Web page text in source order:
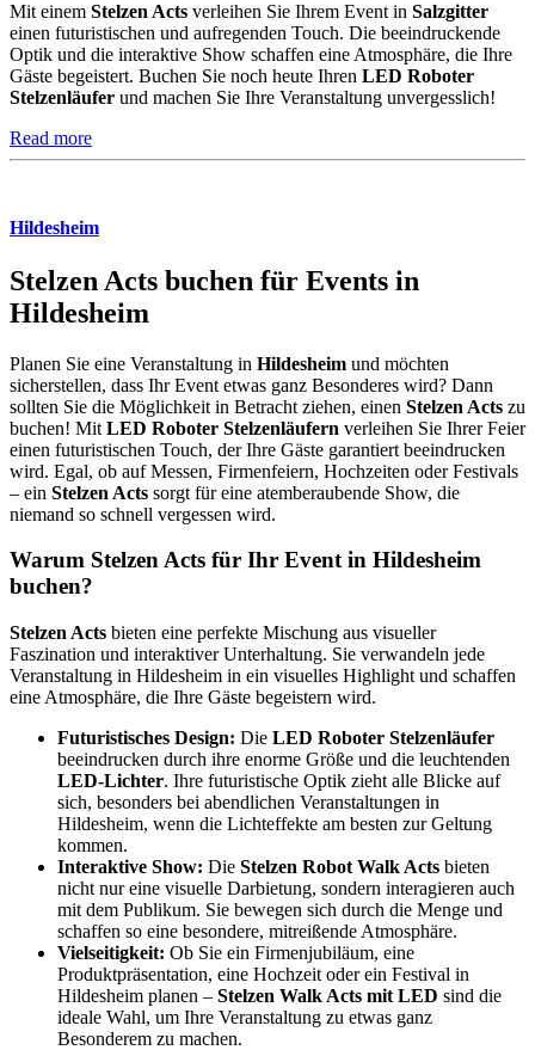
Mit einem Stelzen Acts verleihen Sie Ihrem Event in Salzgitter
einen futuristischen und aufregenden Touch. Die beeindruckende
Optik und die interaktive Show schaffen eine Atmosphäre, die Ihre
Gäste begeistert. Buchen Sie noch heute Ihren LED Roboter
Stelzenläufer und machen Sie Ihre Veranstaltung unvergesslich!
Read more
Hildesheim
Stelzen Acts buchen für Events in
Hildesheim
Planen Sie eine Veranstaltung in Hildesheim und möchten
sicherstellen, dass Ihr Event etwas ganz Besonderes wird? Dann
sollten Sie die Möglichkeit in Betracht ziehen, einen Stelzen Acts zu
buchen! Mit LED Roboter Stelzenläufern verleihen Sie Ihrer Feier
einen futuristischen Touch, der Ihre Gäste garantiert beeindrucken
wird. Egal, ob auf Messen, Firmenfeiern, Hochzeiten oder Festivals
– ein Stelzen Acts sorgt für eine atemberaubende Show, die
niemand so schnell vergessen wird.
Warum Stelzen Acts für Ihr Event in Hildesheim
buchen?
Stelzen Acts bieten eine perfekte Mischung aus visueller
Faszination und interaktiver Unterhaltung. Sie verwandeln jede
Veranstaltung in Hildesheim in ein visuelles Highlight und schaffen
eine Atmosphäre, die Ihre Gäste begeistern wird.
Futuristisches Design: Die LED Roboter Stelzenläufer
beeindrucken durch ihre enorme Größe und die leuchtenden
LED-Lichter. Ihre futuristische Optik zieht alle Blicke auf
sich, besonders bei abendlichen Veranstaltungen in
Hildesheim, wenn die Lichteffekte am besten zur Geltung
kommen.
Interaktive Show: Die Stelzen Robot Walk Acts bieten
nicht nur eine visuelle Darbietung, sondern interagieren auch
mit dem Publikum. Sie bewegen sich durch die Menge und
schaffen so eine besondere, mitreißende Atmosphäre.
Vielseitigkeit: Ob Sie ein Firmenjubiläum, eine
Produktpräsentation, eine Hochzeit oder ein Festival in
Hildesheim planen – Stelzen Walk Acts mit LED sind die
ideale Wahl, um Ihre Veranstaltung zu etwas ganz
Besonderem zu machen.